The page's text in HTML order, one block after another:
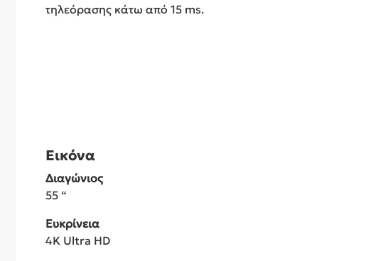
τηλεόρασης κάτω από 15 ms.
Εικόνα
Διαγώνιος
55 “
Ευκρίνεια
4K Ultra HD